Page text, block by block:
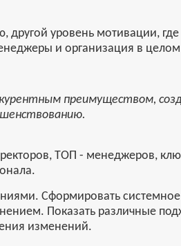
уровень мотивации,
и организация в
преимуществом,
ТОП - менеджеров,
Сформировать
Показать различные
изменений.